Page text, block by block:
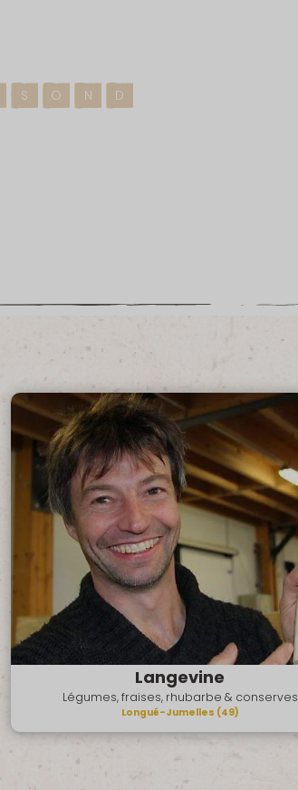
S O N D
Langevine
Légumes, fraises, rhubarbe & conserves
Longué-Jumelles (49)